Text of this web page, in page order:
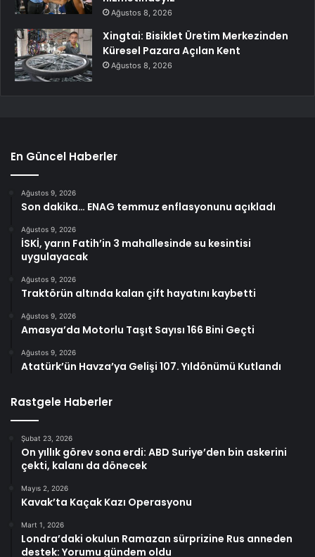
Ağustos 8, 2026
Xingtai: Bisiklet Üretim Merkezinden
Küresel Pazara Açılan Kent
Ağustos 8, 2026
En Güncel Haberler
Ağustos 9, 2026
Son dakika… ENAG temmuz enflasyonunu açıkladı
Ağustos 9, 2026
İSKİ, yarın Fatih’in 3 mahallesinde su kesintisi
uygulayacak
Ağustos 9, 2026
Traktörün altında kalan çift hayatını kaybetti
Ağustos 9, 2026
Amasya’da Motorlu Taşıt Sayısı 166 Bini Geçti
Ağustos 9, 2026
Atatürk’ün Havza’ya Gelişi 107. Yıldönümü Kutlandı
Rastgele Haberler
Şubat 23, 2026
On yıllık görev sona erdi: ABD Suriye’den bin askerini
çekti, kalanı da dönecek
Mayıs 2, 2026
Kavak’ta Kaçak Kazı Operasyonu
Mart 1, 2026
Londra’daki okulun Ramazan sürprizine Rus anneden
destek: Yorumu gündem oldu